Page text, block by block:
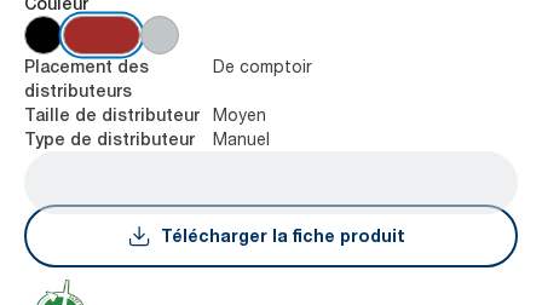
Placement des
distributeurs
De comptoir
Taille de distributeur Moyen
Type de distributeur Manuel
Télécharger la fiche produit